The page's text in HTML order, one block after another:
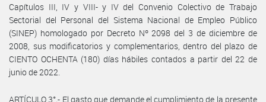
Capítulos III, IV y VIII- y IV del Convenio Colectivo de Trabajo
Sectorial del Personal del Sistema Nacional de Empleo Público
(SINEP) homologado por Decreto Nº 2098 del 3 de diciembre de
2008, sus modificatorios y complementarios, dentro del plazo de
CIENTO OCHENTA (180) días hábiles contados a partir del 22 de
junio de 2022.
ARTÍCULO 3°.- El gasto que demande el cumplimiento de la presente